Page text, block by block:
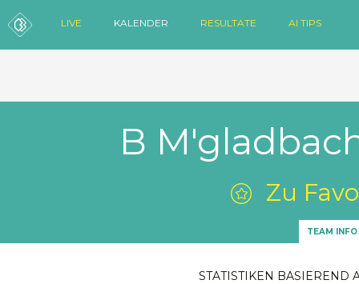
LIVE KALENDER RESULTATE AI TIPS
B
Zu
TEAM INFO
STATISTIKEN BASIEREND